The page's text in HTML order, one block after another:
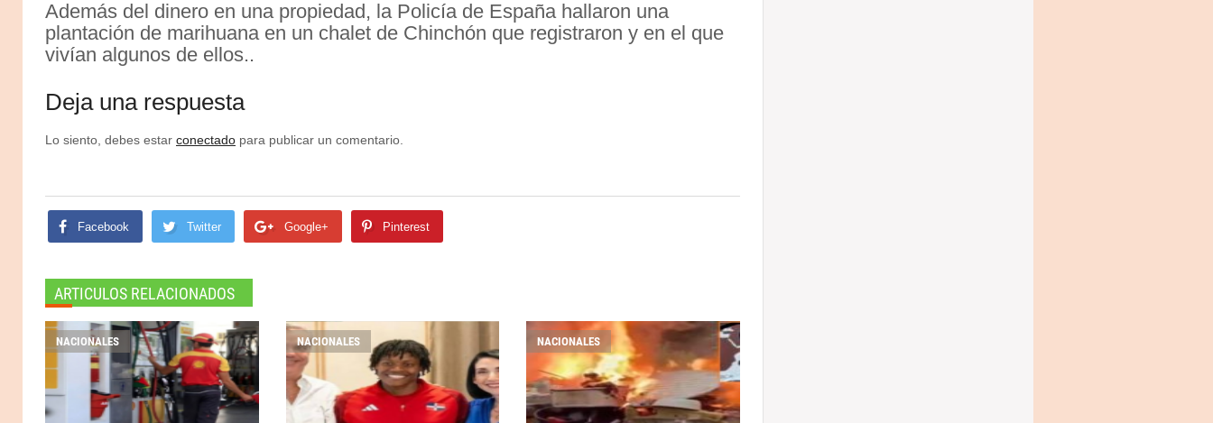
Además del dinero en una propiedad, la Policía de España hallaron una
plantación de marihuana en un chalet de Chinchón que registraron y en el que
vivían algunos de ellos..
Deja una respuesta
Lo siento, debes estar conectado para publicar un comentario.
Facebook Twitter Google+ Pinterest
ARTICULOS RELACIONADOS
NACIONALES NACIONALES NACIONALES